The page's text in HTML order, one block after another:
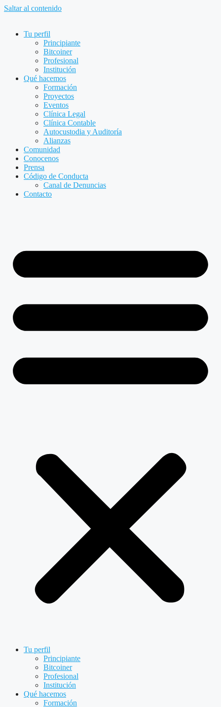
Saltar al contenido
Tu perfil
Principiante
Bitcoiner
Profesional
Institución
Qué hacemos
Formación
Proyectos
Eventos
Clínica Legal
Clínica Contable
Autocustodia y Auditoría
Alianzas
Comunidad
Conocenos
Prensa
Código de Conducta
Canal de Denuncias
Contacto
Tu perfil
Principiante
Bitcoiner
Profesional
Institución
Qué hacemos
Formación